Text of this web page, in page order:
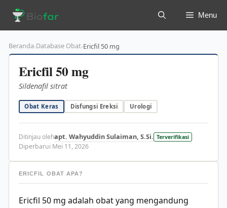
isi
Menu
Beranda›Database Obat›Ericfil 50 mg
Ericfil 50 mg
Sildenafil sitrat
Obat Keras Disfungsi Ereksi Urologi
Ditinjau olehapt. Wahyuddin Sulaiman, S.Si. Terverifikasi
Diperbarui Mei 11, 2026
ERICFIL OBAT APA?
Ericfil 50 mg adalah obat yang mengandung